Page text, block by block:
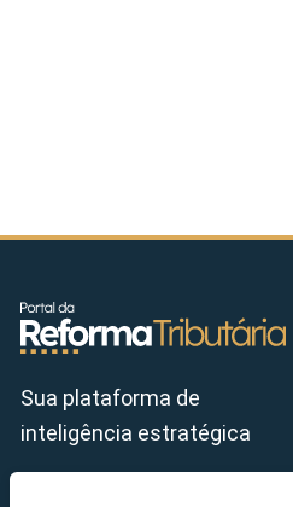
Sua plataforma de
inteligência estratégica